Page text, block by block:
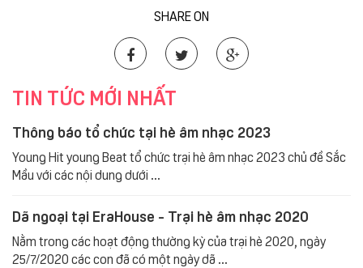
SHARE ON
TIN TỨC MỚI NHẤT
Thông báo tổ chức tại hè âm nhạc 2023
Young Hit young Beat tổ chức trại hè âm nhạc 2023 chủ đề Sắc
Mầu với các nội dung dưới ...
Dã ngoại tại EraHouse - Trại hè âm nhạc 2020
Nằm trong các hoạt động thường kỳ của trại hè 2020, ngày
25/7/2020 các con đã có một ngày dã ...